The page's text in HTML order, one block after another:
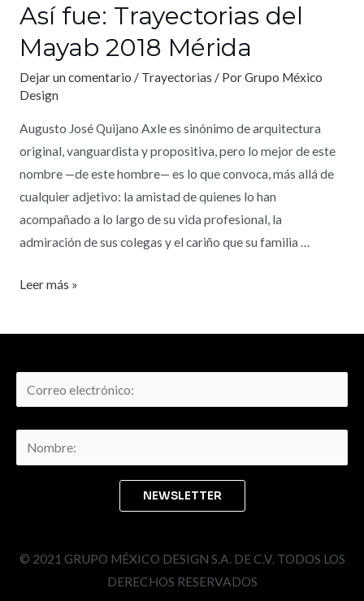
Así fue: Trayectorias del
Mayab 2018 Mérida
Dejar un comentario / Trayectorias / PorGrupo México
Design
Augusto José Quijano Axle es sinónimo de arquitectura
original, vanguardista y propositiva, pero lo mejor de este
nombre —de este hombre— es lo que convoca, más allá de
cualquier adjetivo: la amistad de quienes lo han
acompañado a lo largo de su vida profesional, la
admiración de sus colegas y el cariño que su familia …
Leer más »
© 2021 GRUPO MÉXICO DESIGN S.A. DE C.V. TODOS LOS
DERECHOS RESERVADOS